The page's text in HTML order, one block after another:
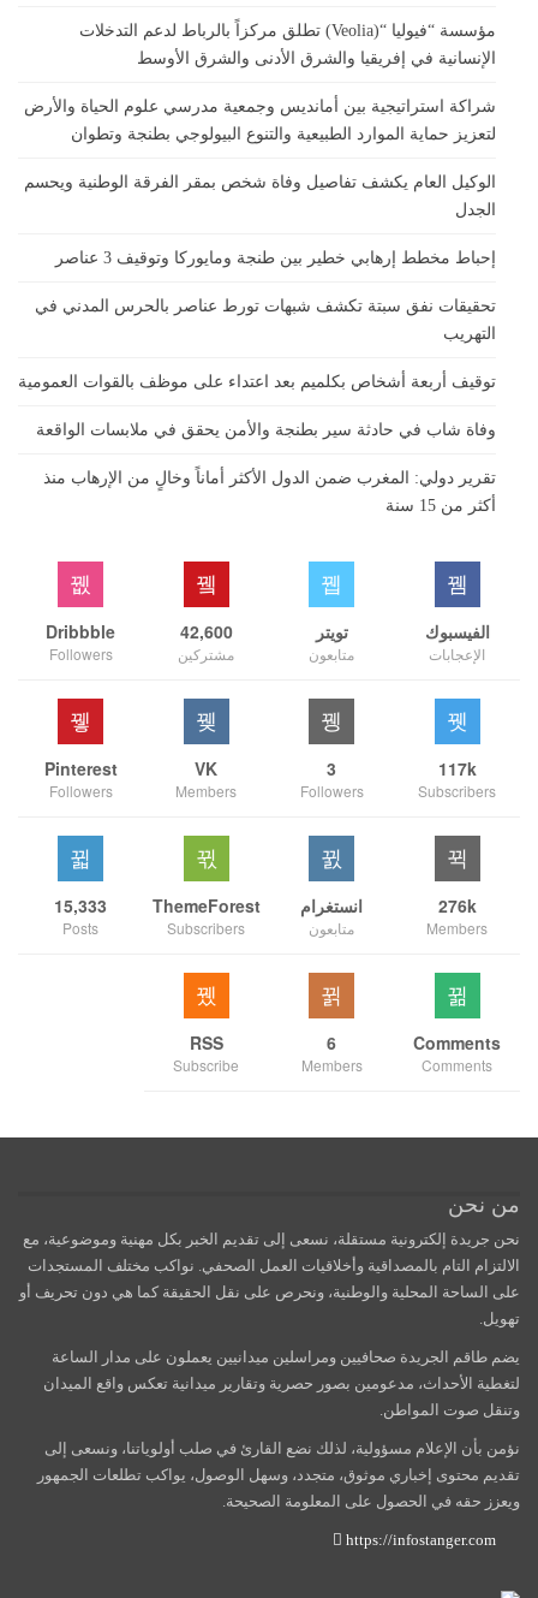
مؤسسة “فيوليا “(Veolia) تطلق مركزاً بالرباط لدعم التدخلات
الإنسانية في إفريقيا والشرق الأدنى والشرق الأوسط
شراكة استراتيجية بين أمانديس وجمعية مدرسي علوم الحياة والأرض
لتعزيز حماية الموارد الطبيعية والتنوع البيولوجي بطنجة وتطوان
الوكيل العام يكشف تفاصيل وفاة شخص بمقر الفرقة الوطنية ويحسم
الجدل
إحباط مخطط إرهابي خطير بين طنجة ومايوركا وتوقيف 3 عناصر
تحقيقات نفق سبتة تكشف شبهات تورط عناصر بالحرس المدني في
التهريب
توقيف أربعة أشخاص بكلميم بعد اعتداء على موظف بالقوات العمومية
وفاة شاب في حادثة سير بطنجة والأمن يحقق في ملابسات الواقعة
تقرير دولي: المغرب ضمن الدول الأكثر أماناً وخالٍ من الإرهاب منذ
أكثر من 15 سنة
الفيسبوك
الإعجابات
تويتر
متابعون
42,600
مشتركين
Dribbble
Followers
117k
Subscribers
3
Followers
VK
Members
Pinterest
Followers
276k
Members
انستغرام
متابعون
ThemeForest
Subscribers
15,333
Posts
Comments
Comments
6
Members
RSS
Subscribe
من نحن
نحن جريدة إلكترونية مستقلة، نسعى إلى تقديم الخبر بكل مهنية وموضوعية، مع
الالتزام التام بالمصداقية وأخلاقيات العمل الصحفي. نواكب مختلف المستجدات
على الساحة المحلية والوطنية، ونحرص على نقل الحقيقة كما هي دون تحريف أو
تهويل.
يضم طاقم الجريدة صحافيين ومراسلين ميدانيين يعملون على مدار الساعة
لتغطية الأحداث، مدعومين بصور حصرية وتقارير ميدانية تعكس واقع الميدان
وتنقل صوت المواطن.
نؤمن بأن الإعلام مسؤولية، لذلك نضع القارئ في صلب أولوياتنا، ونسعى إلى
تقديم محتوى إخباري موثوق، متجدد، وسهل الوصول، يواكب تطلعات الجمهور
ويعزز حقه في الحصول على المعلومة الصحيحة.
https://infostanger.com